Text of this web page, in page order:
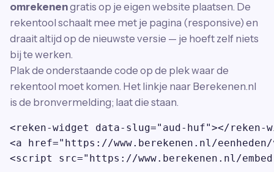
omrekenengratis op je eigen website plaatsen. De
rekentool schaalt mee met je pagina (responsive) en
draait altijd op de nieuwste versie — je hoeft zelf niets
bij te werken.
Plak de onderstaande code op de plek waar de
rekentool moet komen. Het linkje naar Berekenen.nl
is de bronvermelding; laat die staan.
<reken-widget data-slug="aud-huf"></reken-
<a href="https://www.berekenen.nl/
<script src="https://www.berekenen.nl/